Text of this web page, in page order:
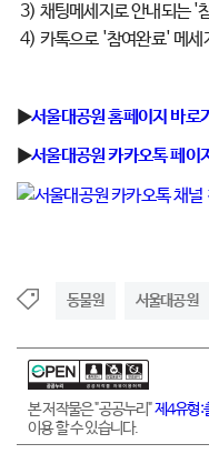
3) 채팅메세지로 안내되는 '
4) 카톡으로 '참여완료' 메세
▶서울대공원 홈페이지 바
▶서울대공원 카카오톡 페
동물원 서울대공원
본 저작물은 "공공누리"제4유형:
이용 할 수 있습니다.